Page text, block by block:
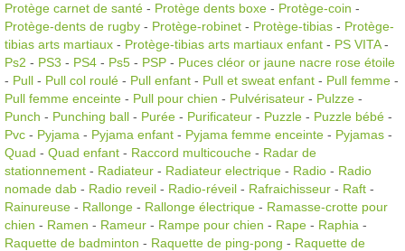
Protège carnet de santé - Protège dents boxe - Protège-coin -
Protège-dents de rugby - Protège-robinet - Protège-tibias - Protège-
tibias arts martiaux - Protège-tibias arts martiaux enfant - PS VITA-
Ps2 - PS3 - PS4 - Ps5 - PSP - Puces cléor or jaune nacre rose étoile
- Pull - Pull col roulé - Pull enfant - Pull et sweat enfant - Pull femme -
Pull femme enceinte - Pull pour chien - Pulvérisateur - Pulzze -
Punch - Punching ball - Purée - Purificateur - Puzzle - Puzzle bébé -
Pvc - Pyjama - Pyjama enfant - Pyjama femme enceinte - Pyjamas -
Quad - Quad enfant - Raccord multicouche - Radar de
stationnement - Radiateur - Radiateur electrique - Radio - Radio
nomade dab - Radio reveil - Radio-réveil - Rafraichisseur - Raft -
Rainureuse - Rallonge - Rallonge électrique - Ramasse-crotte pour
chien - Ramen - Rameur - Rampe pour chien - Rape - Raphia -
Raquette de badminton - Raquette de ping-pong - Raquette de